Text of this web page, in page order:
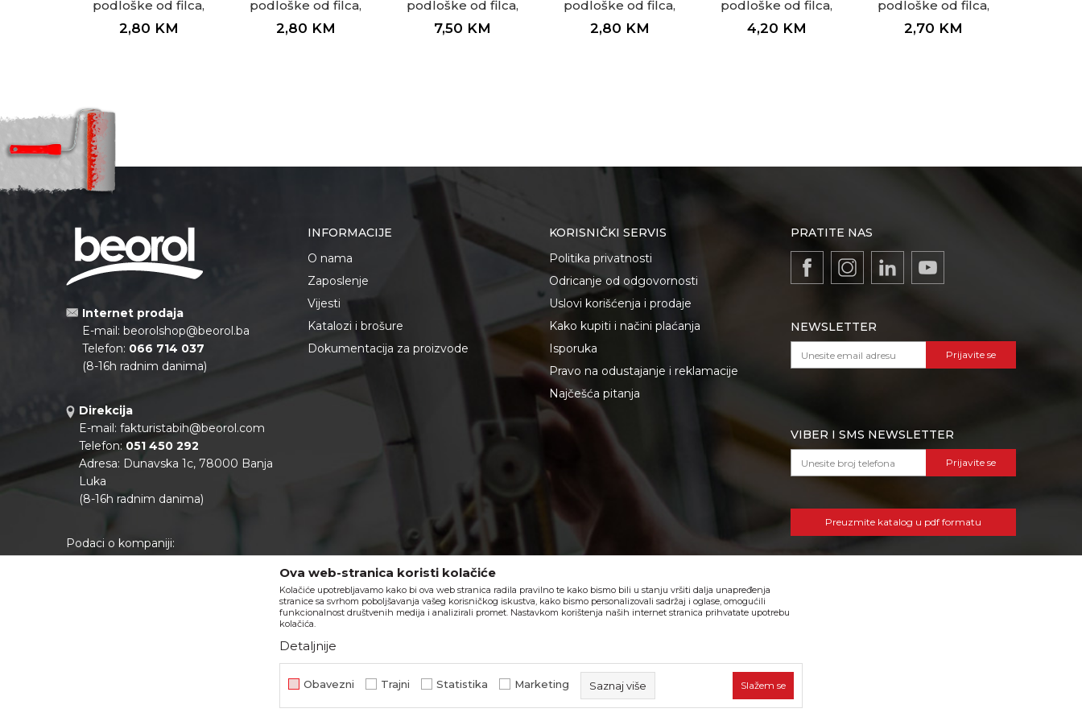
podloške od filca,
bijele 22 x 22 x 3mm
2,80 KM
podloške od filca,
bijele ø35 x 3mm
2,80 KM
podloške od filca,
braon ø28 x 3mm
7,50 KM
podloške od filca,
bijele ø28 x 3mm
2,80 KM
podloške od filca,
braon ø22 x 3mm
4,20 KM
podloške od filca,
bijele ø22 x 3mm
2,70 KM
Internet prodaja
E-mail: beorolshop@beorol.ba
Telefon: 066 714 037
(8-16h radnim danima)
Direkcija
E-mail: fakturistabih@beorol.com
Telefon: 051 450 292
Adresa: Dunavska 1c, 78000 Banja
Luka
(8-16h radnim danima)
Podaci o kompaniji:
Matični broj:11041922
INFORMACIJE
O nama
Zaposlenje
Vijesti
Katalozi i brošure
Dokumentacija za proizvode
KORISNIČKI SERVIS
Politika privatnosti
Odricanje od odgovornosti
Uslovi korišćenja i prodaje
Kako kupiti i načini plaćanja
Isporuka
Pravo na odustajanje i reklamacije
Najčešća pitanja
PRATITE NAS
NEWSLETTER
Prijavite se
VIBER I SMS NEWSLETTER
Prijavite se
Preuzmite katalog u pdf formatu
Nastojimo da budemo što precizniji u opisu proizvoda, prikazu slika i samih cijena, ali ne možemo garantovati da su sve informacije kompletne i bez grešaka. Svi artikli prikazani na sajtu su deo naše
ponude i ne podrazumeva da su dostupni u svakom trenutku.
Ova web-stranica koristi kolačiće
Kolačiće upotrebljavamo kako bi ova web stranica radila pravilno te kako bismo bili u stanju vršiti dalja unapređenja
stranice sa svrhom poboljšavanja vašeg korisničkog iskustva, kako bismo personalizovali sadržaj i oglase, omogućili
funkcionalnost društvenih medija i analizirali promet. Nastavkom korištenja naših internet stranica prihvatate upotrebu
kolačića.
Detaljnije
Obavezni Trajni Statistika Marketing Saznaj više Slažem se